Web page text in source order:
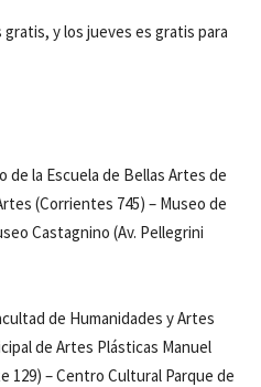
gratis, y los jueves es gratis para
de la Escuela de Bellas Artes de
(Corrientes 745) – Museo de
Castagnino (Av. Pellegrini
de Humanidades y Artes
de Artes Plásticas Manuel
129) – Centro Cultural Parque de